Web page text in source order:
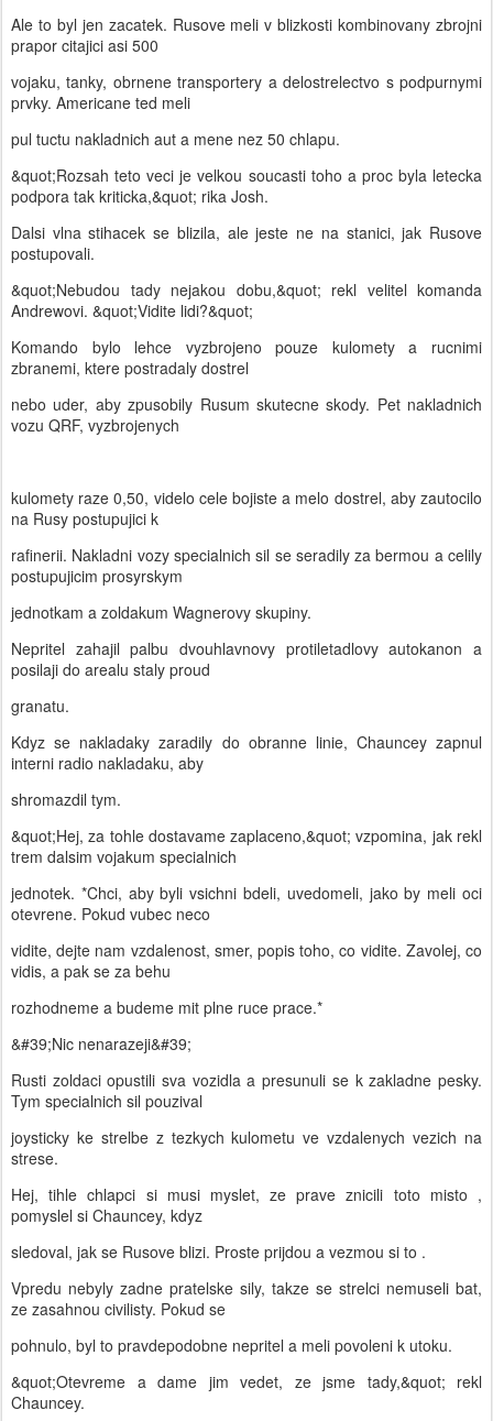
Ale to byl jen zacatek. Rusove meli v blizkosti kombinovany zbrojni
prapor citajici asi 500
vojaku, tanky, obrnene transportery a delostrelectvo s podpurnymi
prvky. Americane ted meli
pul tuctu nakladnich aut a mene nez 50 chlapu.
&quot;Rozsah teto veci je velkou soucasti toho a proc byla letecka
podpora tak kriticka,&quot; rika Josh.
Dalsi vlna stihacek se blizila, ale jeste ne na stanici, jak Rusove
postupovali.
&quot;Nebudou tady nejakou dobu,&quot; rekl velitel komanda
Andrewovi. &quot;Vidite lidi?&quot;
Komando bylo lehce vyzbrojeno pouze kulomety a rucnimi
zbranemi, ktere postradaly dostrel
nebo uder, aby zpusobily Rusum skutecne skody. Pet nakladnich
vozu QRF, vyzbrojenych
kulomety raze 0,50, videlo cele bojiste a melo dostrel, aby zautocilo
na Rusy postupujici k
rafinerii. Nakladni vozy specialnich sil se seradily za bermou a celily
postupujicim prosyrskym
jednotkam a zoldakum Wagnerovy skupiny.
Nepritel zahajil palbu dvouhlavnovy protiletadlovy autokanon a
posilaji do arealu staly proud
granatu.
Kdyz se nakladaky zaradily do obranne linie, Chauncey zapnul
interni radio nakladaku, aby
shromazdil tym.
&quot;Hej, za tohle dostavame zaplaceno,&quot; vzpomina, jak rekl
trem dalsim vojakum specialnich
jednotek. *Chci, aby byli vsichni bdeli, uvedomeli, jako by meli oci
otevrene. Pokud vubec neco
vidite, dejte nam vzdalenost, smer, popis toho, co vidite. Zavolej, co
vidis, a pak se za behu
rozhodneme a budeme mit plne ruce prace.*
&#39;Nic nenarazeji&#39;
Rusti zoldaci opustili sva vozidla a presunuli se k zakladne pesky.
Tym specialnich sil pouzival
joysticky ke strelbe z tezkych kulometu ve vzdalenych vezich na
strese.
Hej, tihle chlapci si musi myslet, ze prave znicili toto misto ,
pomyslel si Chauncey, kdyz
sledoval, jak se Rusove blizi. Proste prijdou a vezmou si to .
Vpredu nebyly zadne pratelske sily, takze se strelci nemuseli bat,
ze zasahnou civilisty. Pokud se
pohnulo, byl to pravdepodobne nepritel a meli povoleni k utoku.
&quot;Otevreme a dame jim vedet, ze jsme tady,&quot; rekl
Chauncey.